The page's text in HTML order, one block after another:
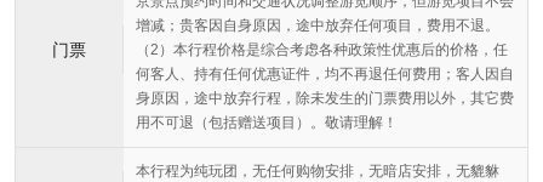
门票
增减；贵客因自身原因，途中放弃任何项目，费用不退。
（2）本行程价格是综合考虑各种政策性优惠后的价格，任
何客人、持有任何优惠证件，均不再退任何费用；客人因自
身原因，途中放弃行程，除未发生的门票费用以外，其它费
用不可退（包括赠送项目）。敬请理解！
本行程为纯玩团，无任何购物安排，无暗店安排，无貔貅